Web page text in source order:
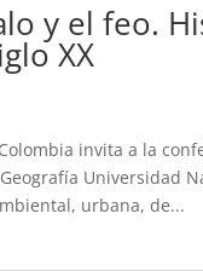
y el feo.
XX
invita a la
Universidad
urbana, de...